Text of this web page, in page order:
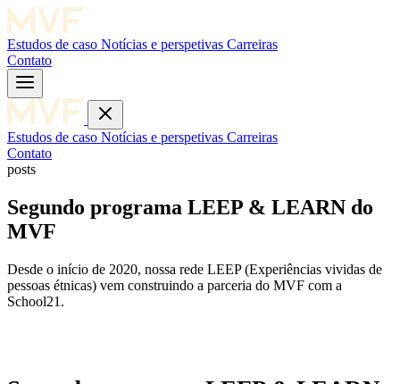
Estudos de caso Notícias e perspetivas Carreiras
Contato
Estudos de caso Notícias e perspetivas Carreiras
Contato
posts
Segundo programa LEEP & LEARN do
MVF
Desde o início de 2020, nossa rede LEEP (Experiências vividas de
pessoas étnicas) vem construindo a parceria do MVF com a
School21.